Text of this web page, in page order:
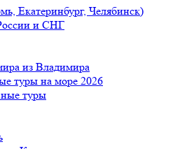
Екатеринбург, Челябинск)
и СНГ
из Владимира
туры на море 2026
туры